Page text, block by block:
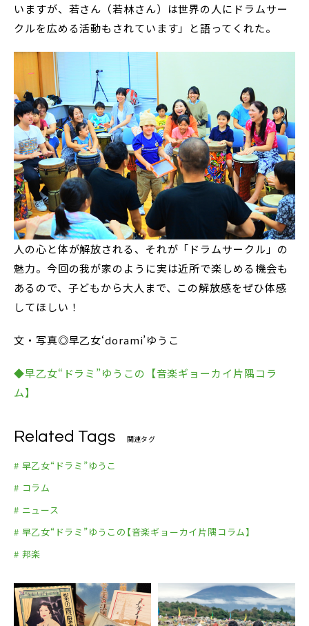
いますが、若さん（若林さん）は世界の人にドラムサー
クルを広める活動もされています」と語ってくれた。
人の心と体が解放される、それが「ドラムサークル」の
魅力。今回の我が家のように実は近所で楽しめる機会も
あるので、子どもから大人まで、この解放感をぜひ体感
してほしい！
文・写真◎早乙女‘dorami’ゆうこ
◆早乙女“ドラミ”ゆうこの【音楽ギョーカイ片隅コラ
ム】
Related Tags 関連タグ
# 早乙女“ドラミ”ゆうこ
# コラム
# ニュース
# 早乙女“ドラミ”ゆうこの【音楽ギョーカイ片隅コラム】
# 邦楽